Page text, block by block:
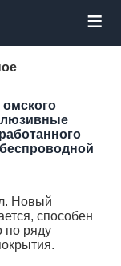
≡
Новый
способен
по ряду